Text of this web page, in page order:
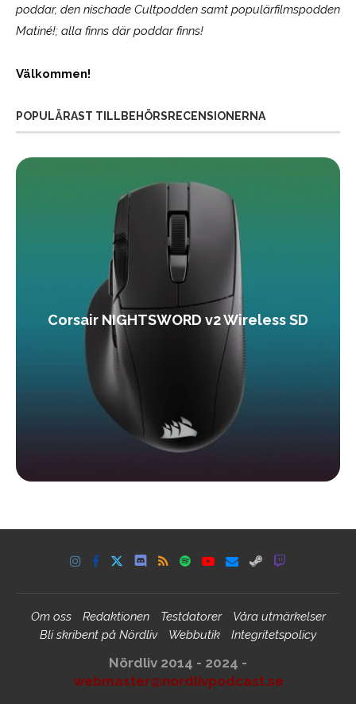
poddar, den nischade Cultpodden samt populärfilmspodden
Matiné!; alla finns där poddar finns!
Välkommen!
POPULÄRAST TILLBEHÖRSRECENSIONERNA
Corsair NIGHTSWORD v2 Wireless SD
Om oss Redaktionen Testdatorer
Våra utmärkelser
Bli skribent på Nördliv
Webbutik Integritetspolicy
Nördliv 2014 - 2024 -
webmaster@nordlivpodcast.se